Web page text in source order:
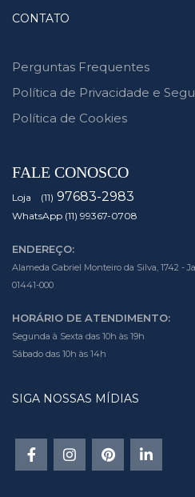
CONTATO
Perguntas Frequentes
Política de Privacidade e
Política de Cookies
FALE CONOSCO
Loja (11) 97683-2983
WhatsApp (11) 99367-0708
ENDEREÇO:
Alameda Gabriel Monteiro da Silva, 1742 -
01441-000
HORÁRIO DE ATENDIMENTO:
Segunda à Sexta das 10h às 19h
Sábado das 10h às 14h
SIGA NOSSAS MÍDIAS